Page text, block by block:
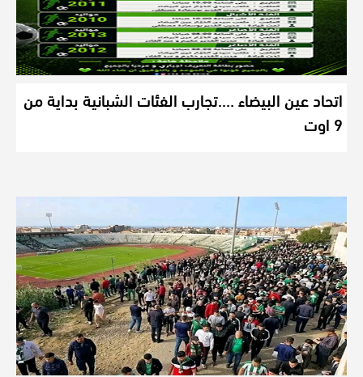
اتحاد عين البيضاء ….تجارب الفئات الشبانية بداية من
9 اوت